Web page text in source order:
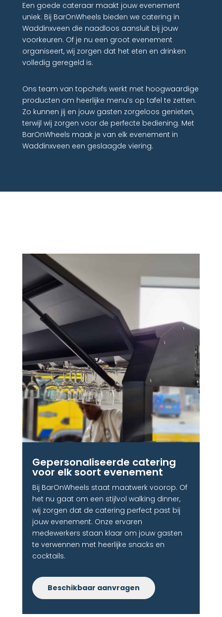
Een goede cateraar maakt jouw evenement
uniek. Bij BarOnWheels bieden we catering in
Waddinxveen die naadloos aansluit bij jouw
voorkeuren. Of je nu een groot evenement
organiseert, wij zorgen dat het eten en drinken
volledig geregeld is.
Ons team van topchefs werkt met hoogwaardige
producten om heerlijke menu’s op tafel te zetten.
Zo kunnen jij en jouw gasten zorgeloos genieten,
terwijl wij zorgen voor de perfecte bediening. Met
BarOnWheels maak je van elk evenement in
Waddinxveen een geslaagde viering.
Gepersonaliseerde catering
voor elk soort evenement
Bij BarOnWheels staat maatwerk voorop. Of
het nu gaat om een stijlvol walking dinner,
wij zorgen dat de catering perfect past bij
jouw evenement. Onze ervaren
medewerkers staan klaar om jouw gasten
te verwennen met heerlijke snacks en
cocktails.
Beschikbaar aanvragen